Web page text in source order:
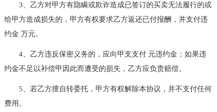
3、乙方对甲方有隐瞒或欺诈造成已签订的买卖无法履行的或
给甲方造成损失的，甲方有权要求乙方返还已付报酬，并支付违
约金 万元。
4、乙方违反保密义务的，应向甲支支付 元违约金；如果违
约金不足以补偿甲因此而遭受的损失，乙方应负责赔偿。
5、若乙方擅自转委托，甲方有权解除本协议，并不支付任何
费用。